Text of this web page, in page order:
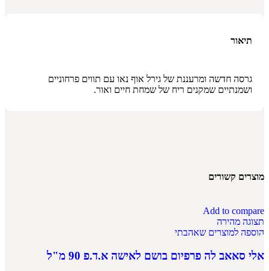
תיאור
גרסה חדשה ומרעננת של גירל אוף נאו עם תווים פרחוניים
ושמנתיים שמקנים ריח של שמחת חיים ואור.
מוצרים קשורים
Add to compare
תצוגה מהירה
הוספה למוצרים שאהבתי
אלי סאאב לה פרפיום בושם לאישה א.ד.פ 90 מ"ל